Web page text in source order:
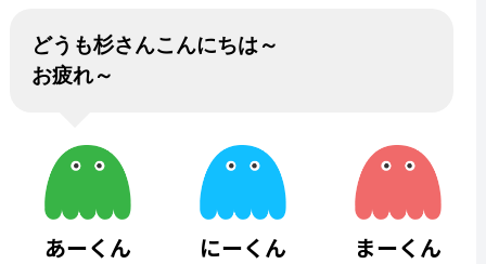
どうも杉さんこんにちは～
お疲れ～
あーくん にーくん まーくん